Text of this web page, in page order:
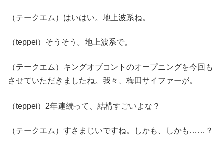
（テークエム）はいはい。地上波系ね。
（teppei）そうそう。地上波系で。
（テークエム）キングオブコントのオープニングを今回も
させていただきましたね。我々、梅田サイファーが。
（teppei）2年連続って、結構すごいよな？
（テークエム）すさまじいですね。しかも、しかも……？